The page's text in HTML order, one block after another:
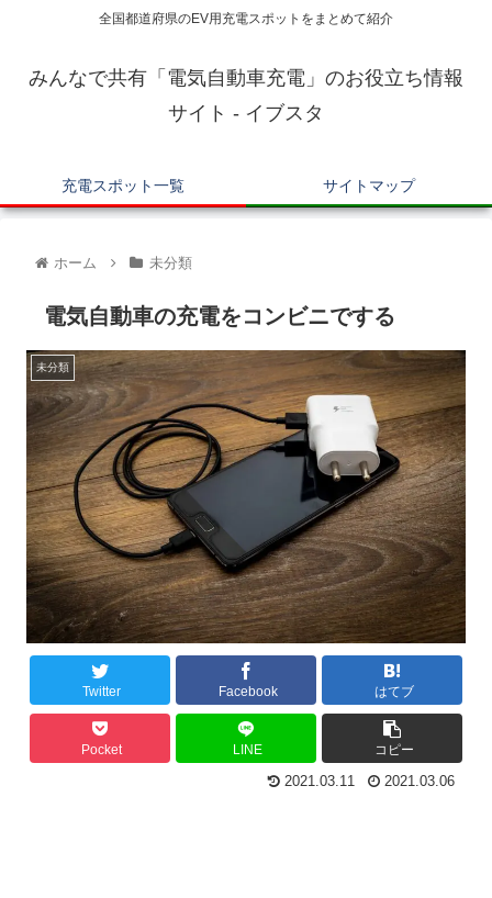
全国都道府県のEV用充電スポットをまとめて紹介
みんなで共有「電気自動車充電」のお役立ち情報
サイト - イブスタ
充電スポット一覧 サイトマップ
ホーム 未分類
電気自動車の充電をコンビニでする
未分類
Twitter Facebook はてブ
Pocket LINE コピー
2021.03.11 2021.03.06